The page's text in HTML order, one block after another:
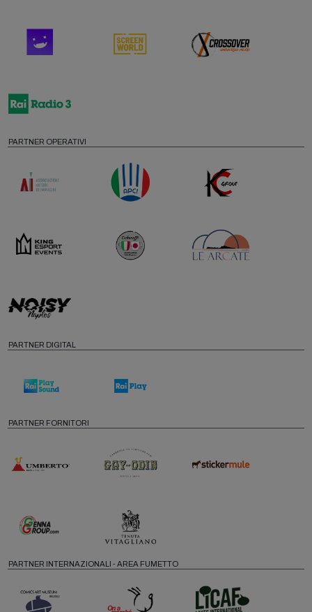
PARTNER OPERATIVI
PARTNER DIGITAL
PARTNER FORNITORI
PARTNER INTERNAZIONALI - AREA FUMETTO